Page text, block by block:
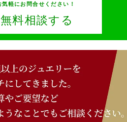
軽にお問合せください！
料相談する